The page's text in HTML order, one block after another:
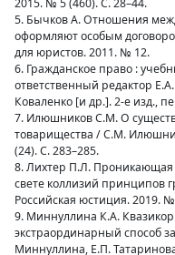
2015. № 5 (460). С. 28–44.
5. Бычков А. Отношения
оформляют особым
для юристов. 2011. № 12.
6. Гражданское право :
ответственный редактор
Коваленко [и др.]. 2-е изд.,
7. Илюшников С.М. О
товарищества / С.М.
(24). С. 283–285.
8. Лихтер П.Л. Проникающая
свете коллизий принципов
Российская юстиция. 2019.
9. Миннуллина К.А.
экстраординарный способ
Миннуллина, Е.П.